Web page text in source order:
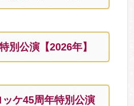
別公演【2026年】
ケ45周年特別公演